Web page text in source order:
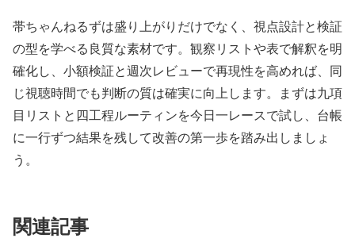
帯ちゃんねるずは盛り上がりだけでなく、視点設計と検証
の型を学べる良質な素材です。観察リストや表で解釈を明
確化し、小額検証と週次レビューで再現性を高めれば、同
じ視聴時間でも判断の質は確実に向上します。まずは九項
目リストと四工程ルーティンを今日一レースで試し、台帳
に一行ずつ結果を残して改善の第一歩を踏み出しましょ
う。
関連記事